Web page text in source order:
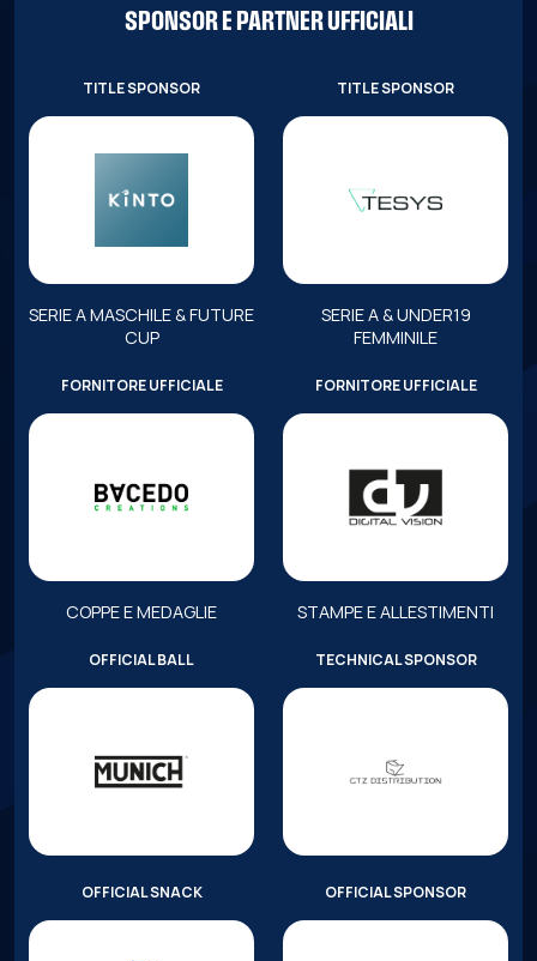
SPONSOR E PARTNER UFFICIALI
TITLE SPONSOR
SERIE A MASCHILE & FUTURE
CUP
TITLE SPONSOR
SERIE A & UNDER19
FEMMINILE
FORNITORE UFFICIALE
COPPE E MEDAGLIE
FORNITORE UFFICIALE
STAMPE E ALLESTIMENTI
OFFICIAL BALL TECHNICAL SPONSOR
OFFICIAL SNACK OFFICIAL SPONSOR